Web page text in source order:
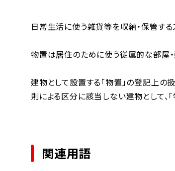
日常生活に使う雑貨等を収納・保管する
物置は居住のために使う従属的な部屋・
建物として設置する「物置」の登記上の
則による区分に該当しない建物として、
関連用語